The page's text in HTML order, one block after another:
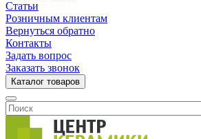
Статьи
Розничным клиентам
Вернуться обратно
Контакты
Задать вопрос
Заказать звонок
Каталог товаров